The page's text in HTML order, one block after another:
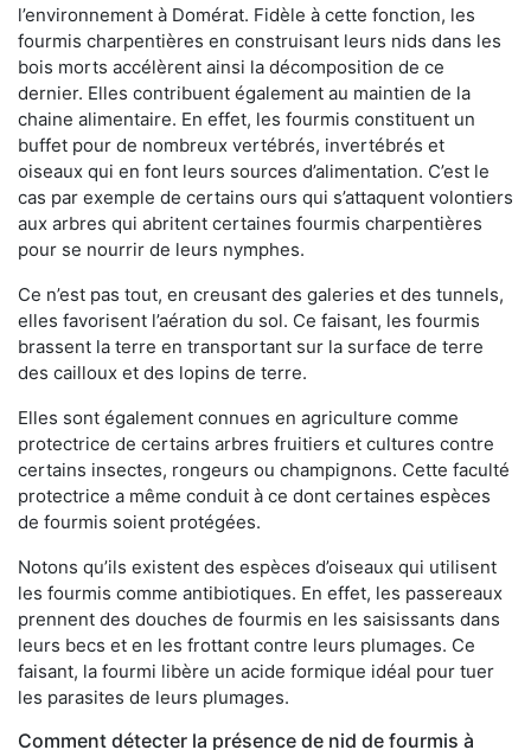
l’environnement à Domérat. Fidèle à cette fonction, les
fourmis charpentières en construisant leurs nids dans les
bois morts accélèrent ainsi la décomposition de ce
dernier. Elles contribuent également au maintien de la
chaine alimentaire. En effet, les fourmis constituent un
buffet pour de nombreux vertébrés, invertébrés et
oiseaux qui en font leurs sources d’alimentation. C’est le
cas par exemple de certains ours qui s’attaquent volontiers
aux arbres qui abritent certaines fourmis charpentières
pour se nourrir de leurs nymphes.
Ce n’est pas tout, en creusant des galeries et des tunnels,
elles favorisent l’aération du sol. Ce faisant, les fourmis
brassent la terre en transportant sur la surface de terre
des cailloux et des lopins de terre.
Elles sont également connues en agriculture comme
protectrice de certains arbres fruitiers et cultures contre
certains insectes, rongeurs ou champignons. Cette faculté
protectrice a même conduit à ce dont certaines espèces
de fourmis soient protégées.
Notons qu’ils existent des espèces d’oiseaux qui utilisent
les fourmis comme antibiotiques. En effet, les passereaux
prennent des douches de fourmis en les saisissants dans
leurs becs et en les frottant contre leurs plumages. Ce
faisant, la fourmi libère un acide formique idéal pour tuer
les parasites de leurs plumages.
Comment détecter la présence de nid de fourmis à